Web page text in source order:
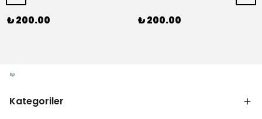
₺ 200.00 ₺ 200.00
Kategoriler